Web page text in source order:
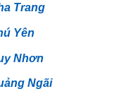
Trang
Yên
Nhơn
Ngãi